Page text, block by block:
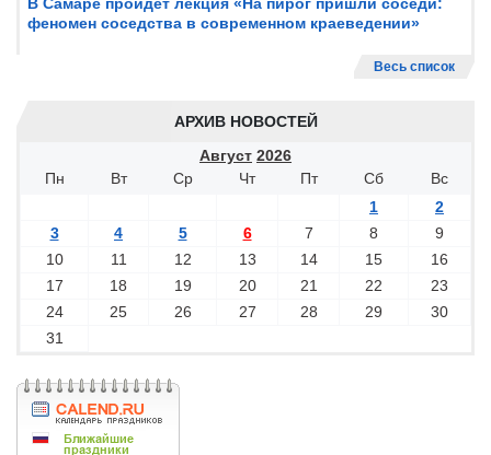
феномен соседства в современном краеведении»
Весь список
АРХИВ НОВОСТЕЙ
Август 2026
Пн
Вт Ср Чт Пт Сб
Вс
1
2
3
4 5 6 7 8
9
10
11 12 13 14 15
16
17
18 19 20 21 22
23
24
25 26 27 28 29
30
31